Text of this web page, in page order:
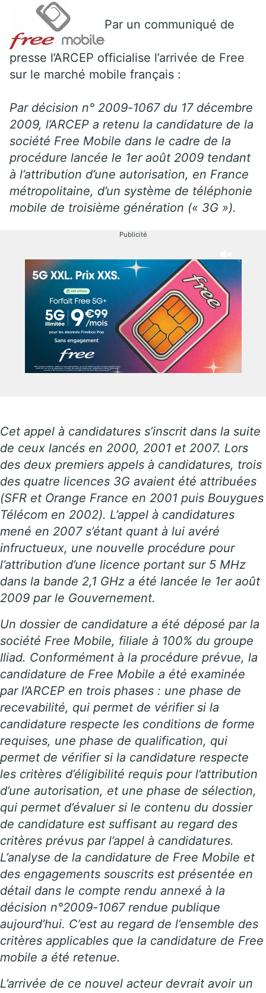
Par un communiqué de
presse l’ARCEP officialise l’arrivée de Free
sur le marché mobile français :
Par décision n° 2009-1067 du 17 décembre
2009, l’ARCEP a retenu la candidature de la
société Free Mobile dans le cadre de la
procédure lancée le 1er août 2009 tendant
à l’attribution d’une autorisation, en France
métropolitaine, d’un système de téléphonie
mobile de troisième génération (« 3G »).
Publicité
Cet appel à candidatures s’inscrit dans la suite
de ceux lancés en 2000, 2001 et 2007. Lors
des deux premiers appels à candidatures, trois
des quatre licences 3G avaient été attribuées
(SFR et Orange France en 2001 puis Bouygues
Télécom en 2002). L’appel à candidatures
mené en 2007 s’étant quant à lui avéré
infructueux, une nouvelle procédure pour
l’attribution d’une licence portant sur 5 MHz
dans la bande 2,1 GHz a été lancée le 1er août
2009 par le Gouvernement.
Un dossier de candidature a été déposé par la
société Free Mobile, filiale à 100% du groupe
Iliad. Conformément à la procédure prévue, la
candidature de Free Mobile a été examinée
par l’ARCEP en trois phases : une phase de
recevabilité, qui permet de vérifier si la
candidature respecte les conditions de forme
requises, une phase de qualification, qui
permet de vérifier si la candidature respecte
les critères d’éligibilité requis pour l’attribution
d’une autorisation, et une phase de sélection,
qui permet d’évaluer si le contenu du dossier
de candidature est suffisant au regard des
critères prévus par l’appel à candidatures.
L’analyse de la candidature de Free Mobile et
des engagements souscrits est présentée en
détail dans le compte rendu annexé à la
décision n°2009-1067 rendue publique
aujourd’hui. C’est au regard de l’ensemble des
critères applicables que la candidature de Free
mobile a été retenue.
L’arrivée de ce nouvel acteur devrait avoir un